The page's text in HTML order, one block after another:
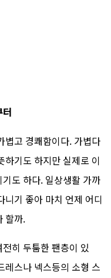
볍고 경쾌함이다. 가볍다
기도 하지만 실제로 이
도 하다. 일상생활 가까
기 좋아 마치 언제 어디
할까.
히 두툼한 팬층이 있
레스나 넥스등의 소형 스